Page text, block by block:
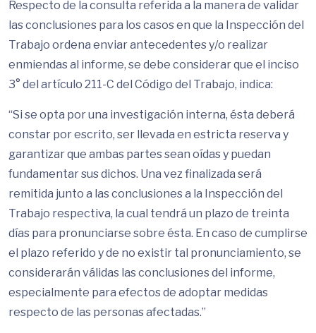
Respecto de la consulta referida a la manera de validar
las conclusiones para los casos en que la Inspección del
Trabajo ordena enviar antecedentes y/o realizar
enmiendas al informe, se debe considerar que el inciso
3° del artículo 211-C del Código del Trabajo, indica:
“Si se opta por una investigación interna, ésta deberá
constar por escrito, ser llevada en estricta reserva y
garantizar que ambas partes sean oídas y puedan
fundamentar sus dichos. Una vez finalizada será
remitida junto a las conclusiones a la Inspección del
Trabajo respectiva, la cual tendrá un plazo de treinta
días para pronunciarse sobre ésta. En caso de cumplirse
el plazo referido y de no existir tal pronunciamiento, se
considerarán válidas las conclusiones del informe,
especialmente para efectos de adoptar medidas
respecto de las personas afectadas.”